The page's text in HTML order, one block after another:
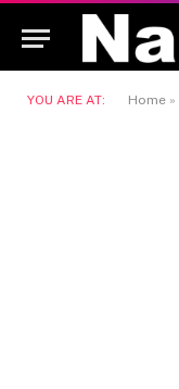
YOU ARE AT: Home »